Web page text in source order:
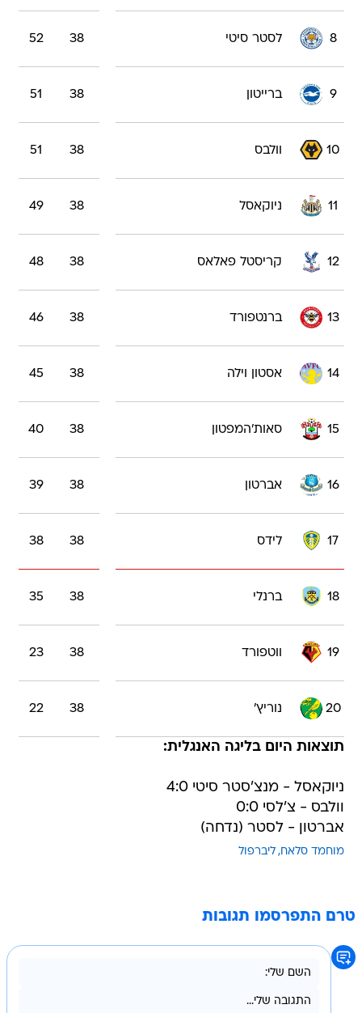
8 לסטר סיטי 38
52
9 ברייטון 38
51
10 וולבס 38
51
11 ניוקאסל 38
49
12 קריסטל פאלאס 38
48
13 ברנטפורד 38
46
14 אסטון וילה 38
45
15 סאות'המפטון 38
40
16 אברטון 38
39
17 לידס 38
38
18 ברנלי 38
35
19 ווטפורד 38
23
20 נוריץ' 38
22
תוצאות היום בליגה האנגלית:
ניוקאסל - מנצ'סטר סיטי 4:0
וולבס - צ'לסי 0:0
אברטון - לסטר (נדחה)
מוחמד סלאח ליברפול
טרם התפרסמו תגובות